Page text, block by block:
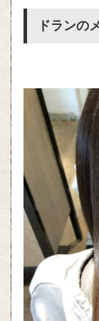
ドランの